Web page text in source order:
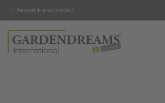
Persoonlijk direct contact Hoge kwaliteit